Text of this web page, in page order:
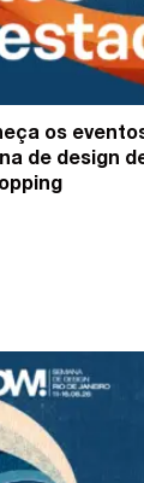
os
de design